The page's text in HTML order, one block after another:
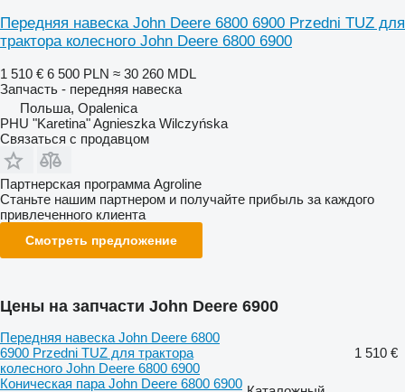
Передняя навеска John Deere 6800 6900 Przedni TUZ для
трактора колесного John Deere 6800 6900
1 510 € 6 500 PLN ≈ 30 260 MDL
Запчасть - передняя навеска
Польша, Opalenica
PHU "Karetina" Agnieszka Wilczyńska
Связаться с продавцом
Партнерская программа Agroline
Станьте нашим партнером и получайте прибыль за каждого
привлеченного клиента
Смотреть предложение
Цены на запчасти John Deere 6900
Передняя навеска John Deere 6800
6900 Przedni TUZ для трактора
колесного John Deere 6800 6900
1 510 €
Коническая пара John Deere 6800 6900